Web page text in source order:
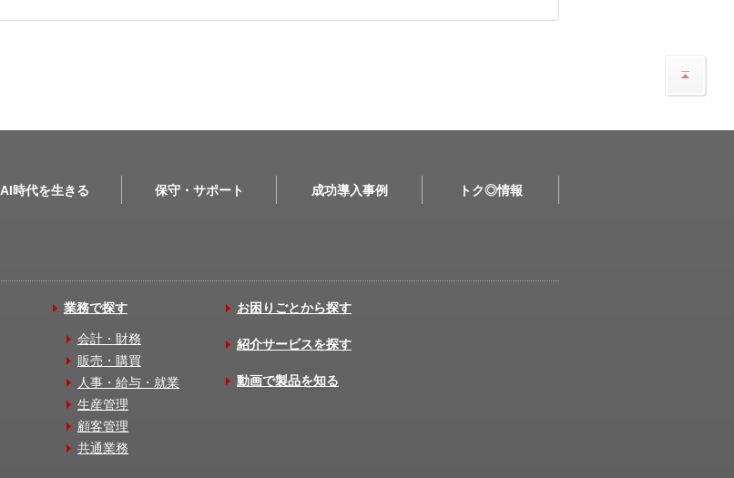
AI時代を生きる 保守・サポート 成功導入事例 トク◎情報
業務で探す
会計・財務
販売・購買
人事・給与・就業
生産管理
顧客管理
共通業務
お困りごとから探す
紹介サービスを探す
動画で製品を知る